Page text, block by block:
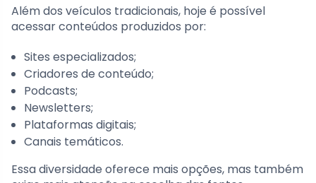
Além dos veículos tradicionais, hoje é possível
acessar conteúdos produzidos por:
Sites especializados;
Criadores de conteúdo;
Podcasts;
Newsletters;
Plataformas digitais;
Canais temáticos.
Essa diversidade oferece mais opções, mas também